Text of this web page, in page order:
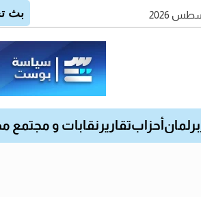
برلمان أحزابتقارير نقابات و مجتمع